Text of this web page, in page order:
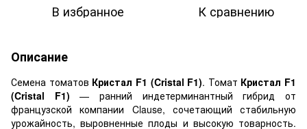
В избранное К сравнению
Описание
Семена томатов Кристал F1 (Cristal F1). Томат Кристал F1
(Cristal F1) — ранний индетерминантный гибрид от
французской компании Clause, сочетающий стабильную
урожайность, выровненные плоды и высокую товарность.